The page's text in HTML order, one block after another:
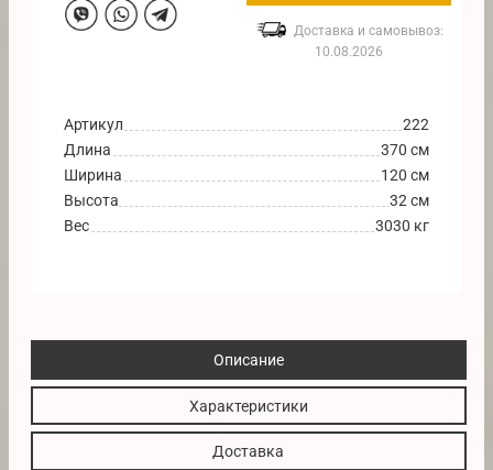
Доставка и самовывоз:
10.08.2026
Артикул
222
Длина
370 см
Ширина
120 см
Высота
32 см
Вес
3030 кг
Описание
Характеристики
Доставка